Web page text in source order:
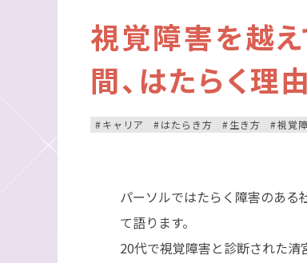
視覚障害を越え
間、はたらく理由
キャリア はたらき方 生き方 視覚
パーソルではたらく障害のある
て語ります。
20代で視覚障害と診断された